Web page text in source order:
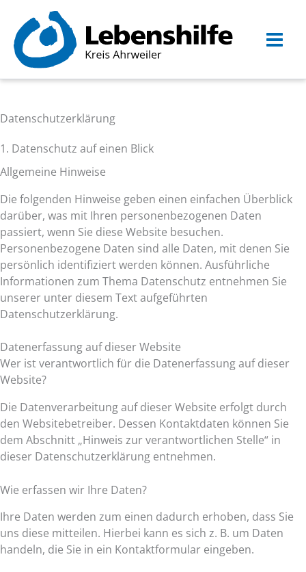
Inhalt
springen
Datenschutz­erklärung
1. Datenschutz auf einen Blick
Allgemeine Hinweise
Die folgenden Hinweise geben einen einfachen Überblick
darüber, was mit Ihren personenbezogenen Daten
passiert, wenn Sie diese Website besuchen.
Personenbezogene Daten sind alle Daten, mit denen Sie
persönlich identifiziert werden können. Ausführliche
Informationen zum Thema Datenschutz entnehmen Sie
unserer unter diesem Text aufgeführten
Datenschutzerklärung.
Datenerfassung auf dieser Website
Wer ist verantwortlich für die Datenerfassung auf dieser
Website?
Die Datenverarbeitung auf dieser Website erfolgt durch
den Websitebetreiber. Dessen Kontaktdaten können Sie
dem Abschnitt „Hinweis zur verantwortlichen Stelle“ in
dieser Datenschutzerklärung entnehmen.
Wie erfassen wir Ihre Daten?
Ihre Daten werden zum einen dadurch erhoben, dass Sie
uns diese mitteilen. Hierbei kann es sich z. B. um Daten
handeln, die Sie in ein Kontaktformular eingeben.